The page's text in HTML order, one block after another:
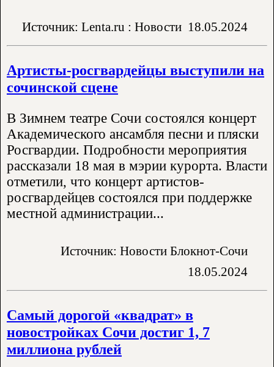
Источник: Lenta.ru : Новости 18.05.2024
Артисты-росгвардейцы выступили на
сочинской сцене
В Зимнем театре Сочи состоялся концерт
Академического ансамбля песни и пляски
Росгвардии. Подробности мероприятия
рассказали 18 мая в мэрии курорта. Власти
отметили, что концерт артистов-
росгвардейцев состоялся при поддержке
местной администрации...
Источник: Новости Блокнот-Сочи
18.05.2024
Самый дорогой «квадрат» в
новостройках Сочи достиг 1, 7
миллиона рублей